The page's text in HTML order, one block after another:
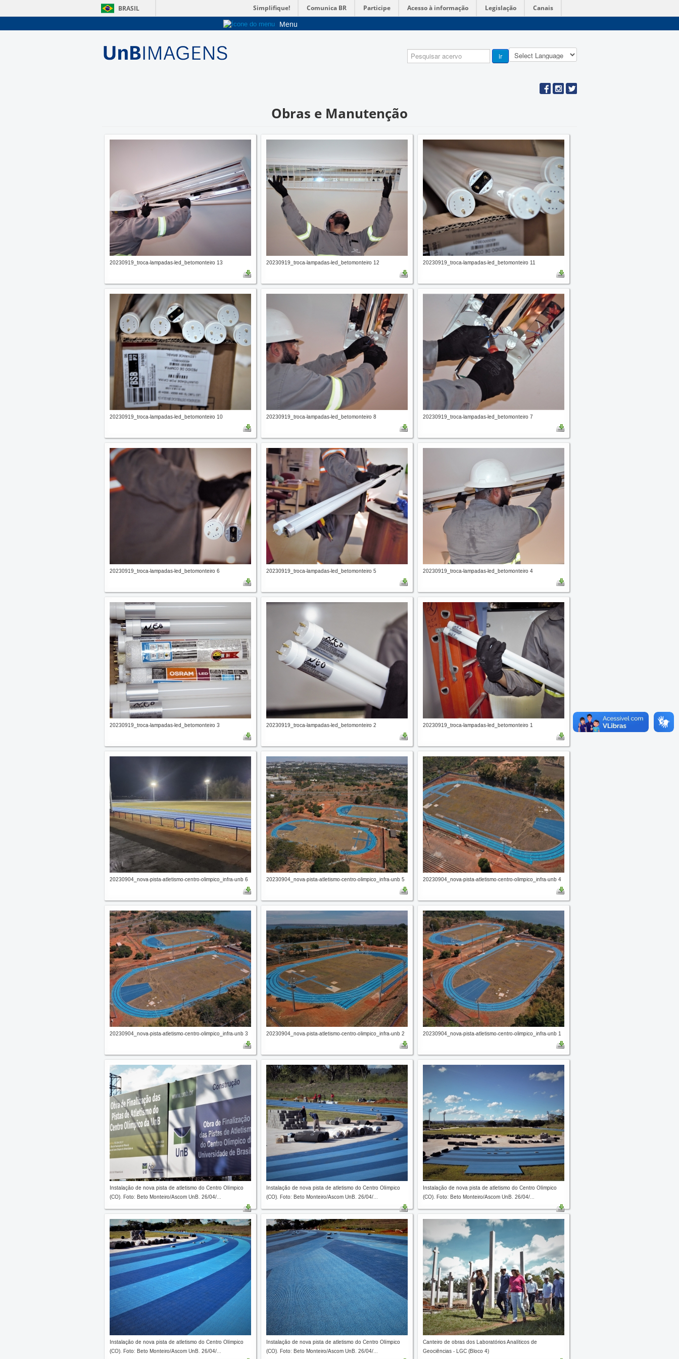
BRASIL Simplifique! Comunica BR Participe Acesso à informação Legislação Canais
Menu
Pós-Graduação
Servidor
Pesquisa ir
Obras e Manutenção
20230919_troca-lampadas-led_betomonteiro 13 20230919_troca-lampadas-led_betomonteiro 12 20230919_troca-lampadas-led_betomonteiro 11
20230919_troca-lampadas-led_betomonteiro 10 20230919_troca-lampadas-led_betomonteiro 8 20230919_troca-lampadas-led_betomonteiro 7
20230919_troca-lampadas-led_betomonteiro 6 20230919_troca-lampadas-led_betomonteiro 5 20230919_troca-lampadas-led_betomonteiro 4
20230919_troca-lampadas-led_betomonteiro 3 20230919_troca-lampadas-led_betomonteiro 2 20230919_troca-lampadas-led_betomonteiro 1
20230904_nova-pista-atletismo-centro-olimpico_infra-unb 6 20230904_nova-pista-atletismo-centro-olimpico_infra-unb 5 20230904_nova-pista-atletismo-centro-olimpico_infra-unb 4
20230904_nova-pista-atletismo-centro-olimpico_infra-unb 3 20230904_nova-pista-atletismo-centro-olimpico_infra-unb 2 20230904_nova-pista-atletismo-centro-olimpico_infra-unb 1
Instalação de nova pista de atletismo do Centro Olímpico
(CO). Foto: Beto Monteiro/Ascom UnB. 26/04/...
Instalação de nova pista de atletismo do Centro Olímpico
(CO). Foto: Beto Monteiro/Ascom UnB. 26/04/...
Instalação de nova pista de atletismo do Centro Olímpico
(CO). Foto: Beto Monteiro/Ascom UnB. 26/04/...
Instalação de nova pista de atletismo do Centro Olímpico
(CO). Foto: Beto Monteiro/Ascom UnB. 26/04/...
Instalação de nova pista de atletismo do Centro Olímpico
(CO). Foto: Beto Monteiro/Ascom UnB. 26/04/...
Canteiro de obras dos Laboratórios Analíticos de
Geociências - LGC (Bloco 4)